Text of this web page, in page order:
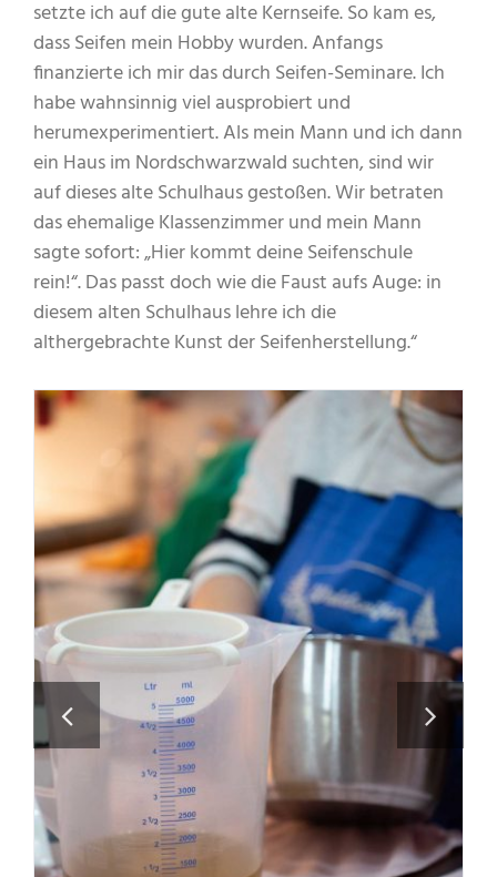
setzte ich auf die gute alte Kernseife. So kam es,
dass Seifen mein Hobby wurden. Anfangs
finanzierte ich mir das durch Seifen-Seminare. Ich
habe wahnsinnig viel ausprobiert und
herumexperimentiert. Als mein Mann und ich dann
ein Haus im Nordschwarzwald suchten, sind wir
auf dieses alte Schulhaus gestoßen. Wir betraten
das ehemalige Klassenzimmer und mein Mann
sagte sofort: „Hier kommt deine Seifenschule
rein!“. Das passt doch wie die Faust aufs Auge: in
diesem alten Schulhaus lehre ich die
althergebrachte Kunst der Seifenherstellung.“